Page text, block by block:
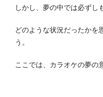
しかし、夢の中では必ずし
どのような状況だったかを
う。
ここでは、カラオケの夢の